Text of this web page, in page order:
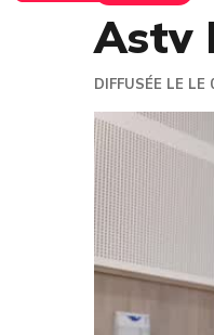
Astv
DIFFUSÉE LE